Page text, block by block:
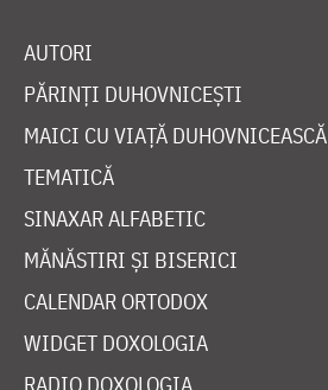
AUTORI
PĂRINȚI DUHOVNICEȘTI
MAICI CU VIAȚĂ DUHOVNICEASCĂ
TEMATICĂ
SINAXAR ALFABETIC
MĂNĂSTIRI ȘI BISERICI
CALENDAR ORTODOX
WIDGET DOXOLOGIA
RADIO DOXOLOGIA